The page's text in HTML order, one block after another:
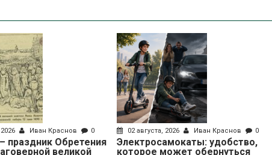
Иван Краснов 0
праздник Обретения
великой
02 августа, 2026 Иван Краснов 0
Электросамокаты: удобство,
которое может обернуться